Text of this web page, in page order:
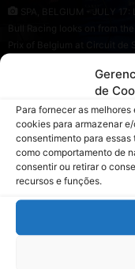
de
Para fornecer as
cookies para armazenar
consentimento para
como comportamento de
consentir ou retirar o
recursos e funções.